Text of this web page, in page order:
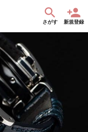
さがす 新規登録